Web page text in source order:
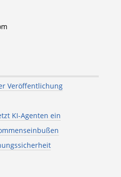
Veröffentlichung
KI-Agenten ein